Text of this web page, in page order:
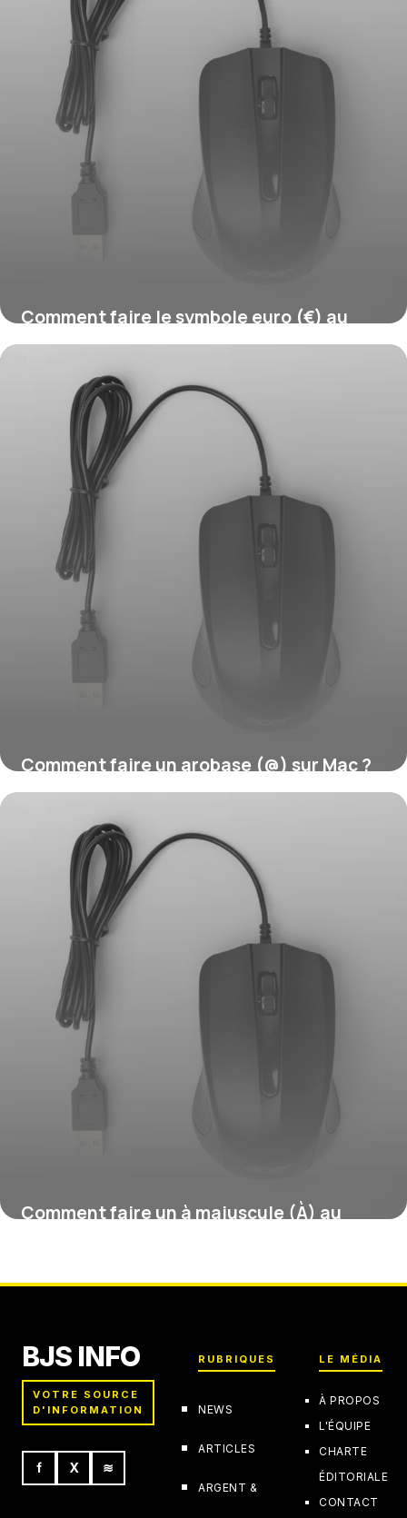
Comment faire le symbole euro (€) au
clavier ?
16 juillet 2026
Comment faire un arobase (@) sur Mac ?
16 juillet 2026
Comment faire un à majuscule (À) au
BJS INFO
VOTRE SOURCE
D'INFORMATION
f X ≋
RUBRIQUES
NEWS
ARTICLES
ARGENT &
LE MÉDIA
À PROPOS
L'ÉQUIPE
CHARTE
ÉDITORIALE
CONTACT